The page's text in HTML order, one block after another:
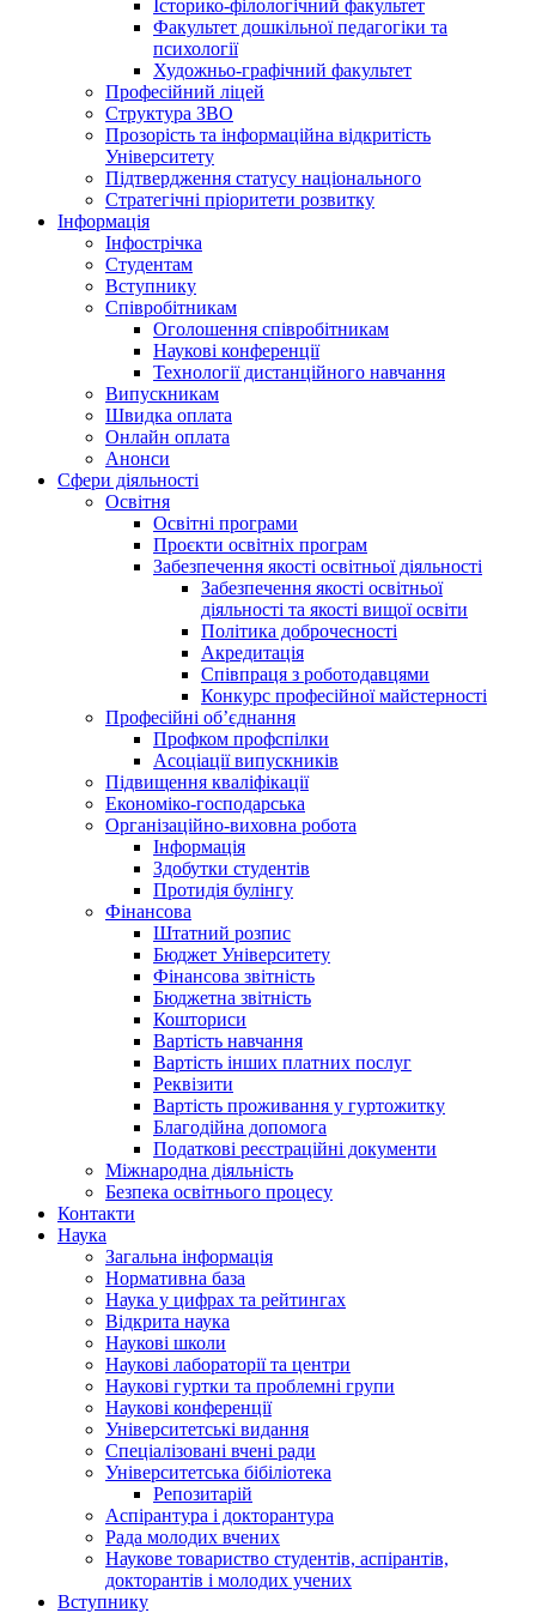
Історико-філологічний факультет
Факультет дошкільної педагогіки та
психології
Художньо-графічний факультет
Професійний ліцей
Структура ЗВО
Прозорість та інформаційна відкритість
Університету
Підтвердження статусу національного
Стратегічні пріоритети розвитку
Інформація
Інфострічка
Студентам
Вступнику
Співробітникам
Оголошення співробітникам
Наукові конференції
Технології дистанційного навчання
Випускникам
Швидка оплата
Онлайн оплата
Анонси
Сфери діяльності
Освітня
Освітні програми
Проєкти освітніх програм
Забезпечення якості освітньої діяльності
Забезпечення якості освітньої
діяльності та якості вищої освіти
Політика доброчесності
Акредитація
Співпраця з роботодавцями
Конкурс професійної майстерності
Професійні об’єднання
Профком профспілки
Асоціації випускників
Підвищення кваліфікації
Економіко-господарська
Організаційно-виховна робота
Інформація
Здобутки студентів
Протидія булінгу
Фінансова
Штатний розпис
Бюджет Університету
Фінансова звітність
Бюджетна звітність
Кошториси
Вартість навчання
Вартість інших платних послуг
Реквізити
Вартість проживання у гуртожитку
Благодійна допомога
Податкові реєстраційні документи
Міжнародна діяльність
Безпека освітнього процесу
Контакти
Наука
Загальна інформація
Нормативна база
Наука у цифрах та рейтингах
Відкрита наука
Наукові школи
Наукові лабораторії та центри
Наукові гуртки та проблемні групи
Наукові конференції
Університетські видання
Спеціалізовані вчені ради
Університетська бібіліотека
Репозитарій
Аспірантура і докторантура
Рада молодих вчених
Наукове товариство студентів, аспірантів,
докторантів і молодих учених
Вступнику